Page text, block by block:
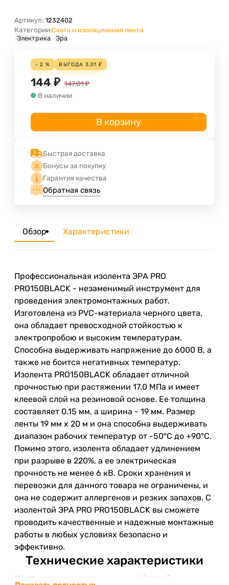
Артикул: 1232402
Категории:Скотч и изоляционная лента
Электрика
Эра
- 2 % ВЫГОДА 3,01 ₽
144 ₽ 147,01₽
В наличии
В корзину
Быстрая доставка
Бонусы за покупку
Гарантия качества
Обратная связь
Обзор Характеристики
Профессиональная изолента ЭРА PRO
PRO150BLACK - незаменимый инструмент для
проведения электромонтажных работ.
Изготовлена из PVC-материала черного цвета,
она обладает превосходной стойкостью к
электропробою и высоким температурам.
Способна выдерживать напряжение до 6000 В, а
также не боится негативных температур.
Изолента PRO150BLACK обладает отличной
прочностью при растяжении 17.0 МПа и имеет
клеевой слой на резиновой основе. Ее толщина
составляет 0.15 мм, а ширина - 19 мм. Размер
ленты 19 мм х 20 м и она способна выдерживать
диапазон рабочих температур от -50°C до +90°C.
Помимо этого, изолента обладает удлинением
при разрыве в 220%, а ее электрическая
прочность не менее 6 кВ. Сроки хранения и
перевозки для данного товара не ограничены, и
она не содержит аллергенов и резких запахов. С
изолентой ЭРА PRO PRO150BLACK вы сможете
проводить качественные и надежные монтажные
работы в любых условиях безопасно и
эффективно.
Технические характеристики
Цвет
Черный